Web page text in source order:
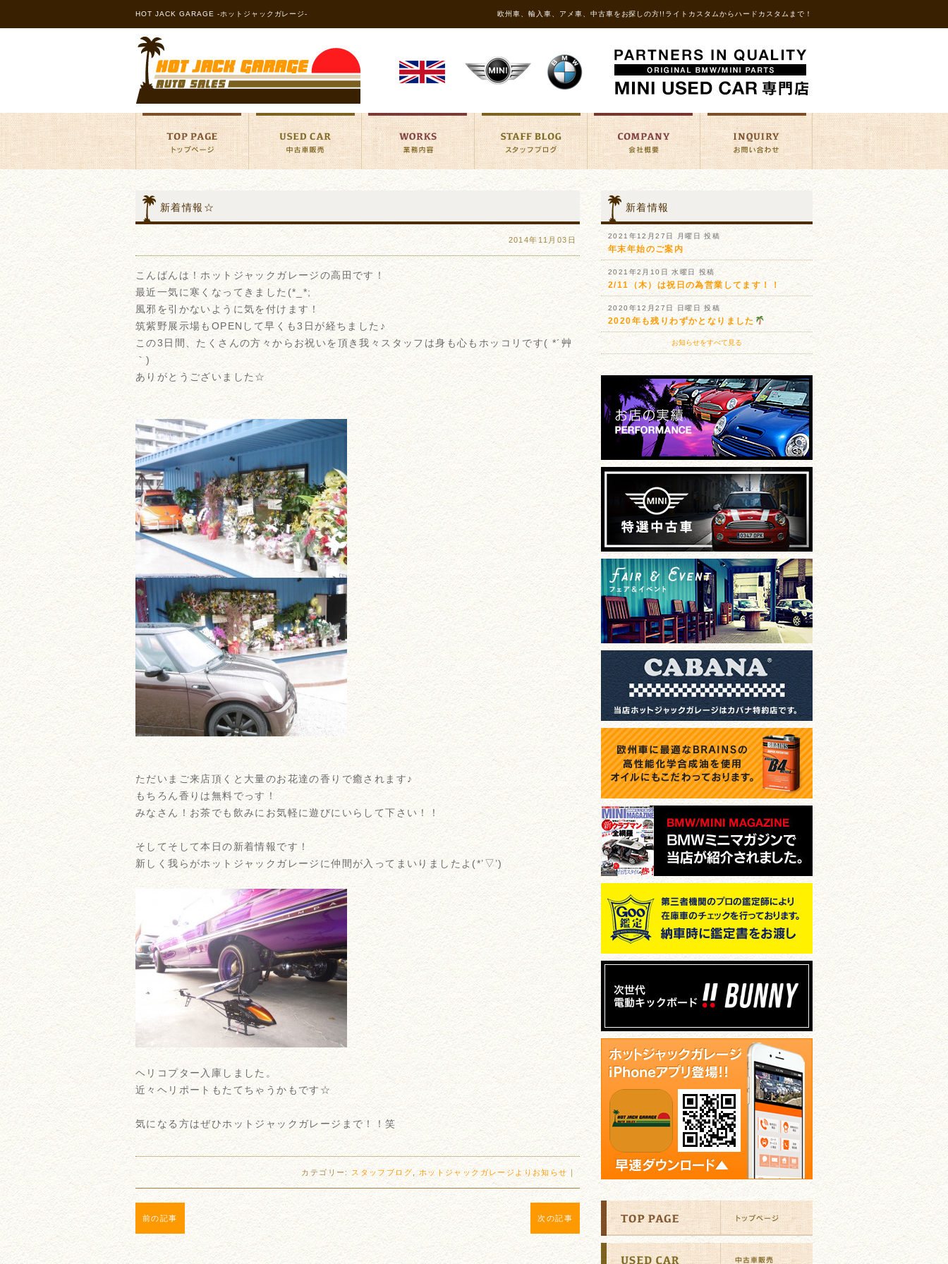
HOT JACK GARAGE -ホットジャックガレージ- 欧州車、輸入車、アメ車、中古車をお探しの方!!ライトカスタムからハードカスタムまで！
新着情報☆
2014年11月03日
こんばんは！ホットジャックガレージの高田です！
最近一気に寒くなってきました(*_*;
風邪を引かないように気を付けます！
筑紫野展示場もOPENして早くも3日が経ちました♪
この3日間、たくさんの方々からお祝いを頂き我々スタッフは身も心もホッコリです( *´艸
｀)
ありがとうございました☆
ただいまご来店頂くと大量のお花達の香りで癒されます♪
もちろん香りは無料でっす！
みなさん！お茶でも飲みにお気軽に遊びにいらして下さい！！
そしてそして本日の新着情報です！
新しく我らがホットジャックガレージに仲間が入ってまいりましたよ(*’▽’)
ヘリコプター入庫しました。
近々ヘリポートもたてちゃうかもです☆
気になる方はぜひホットジャックガレージまで！！笑
カテゴリー: スタッフブログ ホットジャックガレージよりお知らせ ｜
前の記事 次の記事
新着情報
2021年12月27日 月曜日 投稿
年末年始のご案内
2021年2月10日 水曜日 投稿
2/11（木）は祝日の為営業してます！！
2020年12月27日 日曜日 投稿
2020年も残りわずかとなりました
お知らせをすべて見る